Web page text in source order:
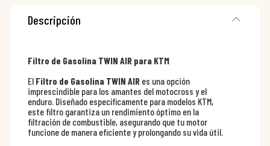
Descripción
Filtro de Gasolina TWIN AIR para KTM
El Filtro de Gasolina TWIN AIR es una opción
imprescindible para los amantes del motocross y el
enduro. Diseñado específicamente para modelos KTM,
este filtro garantiza un rendimiento óptimo en la
filtración de combustible, asegurando que tu motor
funcione de manera eficiente y prolongando su vida útil.